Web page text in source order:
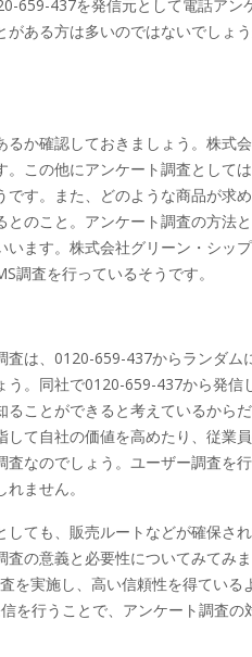
659-437を発信元として電話ア
ある方は多いのではないでしょ
か確認しておきましょう。株式
この他にアンケート調査として
す。また、どのような商品が求
のこと。アンケート調査の方法
ます。株式会社グリーン・シッ
調査を行っているそうです。
は、0120-659-437からランダ
。同社で0120-659-437から発
ことができると考えているから
て自社の価値を高めたり、従業
なのでしょう。ユーザー調査を
ません。
ても、販売ルートなどが確保さ
の意義と必要性についてみてみ
を実施し、高い信頼性を得てい
を行うことで、アンケート調査